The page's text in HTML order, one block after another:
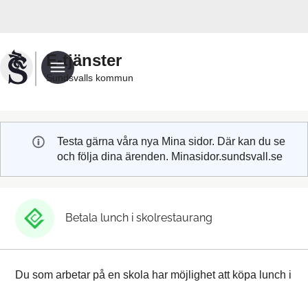
Sundsvalls
kommuns
e-
E-tjänster
Sundsvalls kommun
Testa gärna våra nya Mina sidor. Där kan du se
och följa dina ärenden. Minasidor.sundsvall.se
Betala lunch i skolrestaurang
Du som arbetar på en skola har möjlighet att köpa lunch i